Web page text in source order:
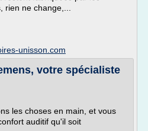
rien ne change,...
unisson.com
votre spécialiste
les choses en main, et vous
auditif qu'il soit